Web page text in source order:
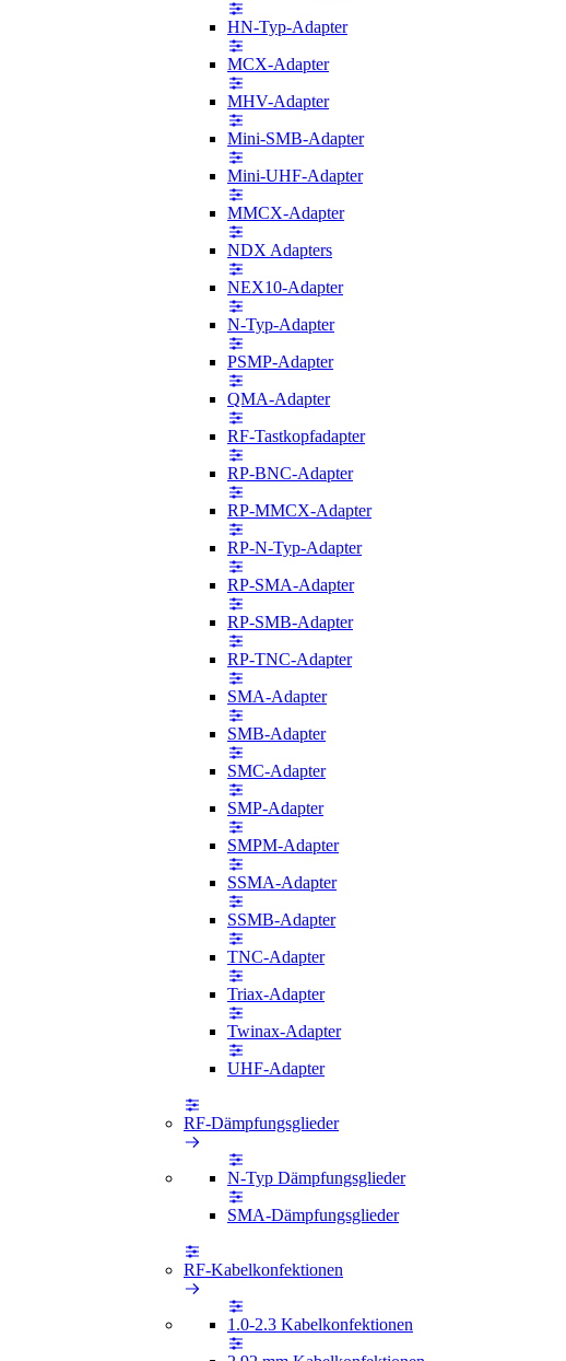
HN-Typ-Adapter
MCX-Adapter
MHV-Adapter
Mini-SMB-Adapter
Mini-UHF-Adapter
MMCX-Adapter
NDX Adapters
NEX10-Adapter
N-Typ-Adapter
PSMP-Adapter
QMA-Adapter
RF-Tastkopfadapter
RP-BNC-Adapter
RP-MMCX-Adapter
RP-N-Typ-Adapter
RP-SMA-Adapter
RP-SMB-Adapter
RP-TNC-Adapter
SMA-Adapter
SMB-Adapter
SMC-Adapter
SMP-Adapter
SMPM-Adapter
SSMA-Adapter
SSMB-Adapter
TNC-Adapter
Triax-Adapter
Twinax-Adapter
UHF-Adapter
RF-Dämpfungsglieder
N-Typ Dämpfungsglieder
SMA-Dämpfungsglieder
RF-Kabelkonfektionen
1.0-2.3 Kabelkonfektionen